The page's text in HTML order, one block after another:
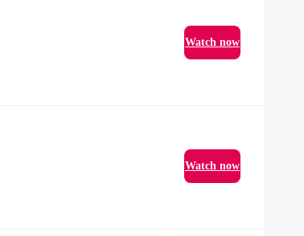
Watch now
Watch now